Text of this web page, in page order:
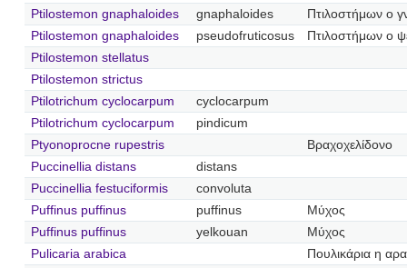
Ptilostemon gnaphaloides
gnaphaloides
Πτιλοστήμων ο
Ptilostemon gnaphaloides
pseudofruticosus
Πτιλοστήμων ο
Ptilostemon stellatus
Ptilostemon strictus
Ptilotrichum cyclocarpum
cyclocarpum
Ptilotrichum cyclocarpum
pindicum
Ptyonoprocne rupestris
Βραχοχελίδονο
Puccinellia distans
distans
Puccinellia festuciformis
convoluta
Puffinus puffinus
puffinus
Μύχος
Puffinus puffinus
yelkouan
Μύχος
Pulicaria arabica
Πουλικάρια η